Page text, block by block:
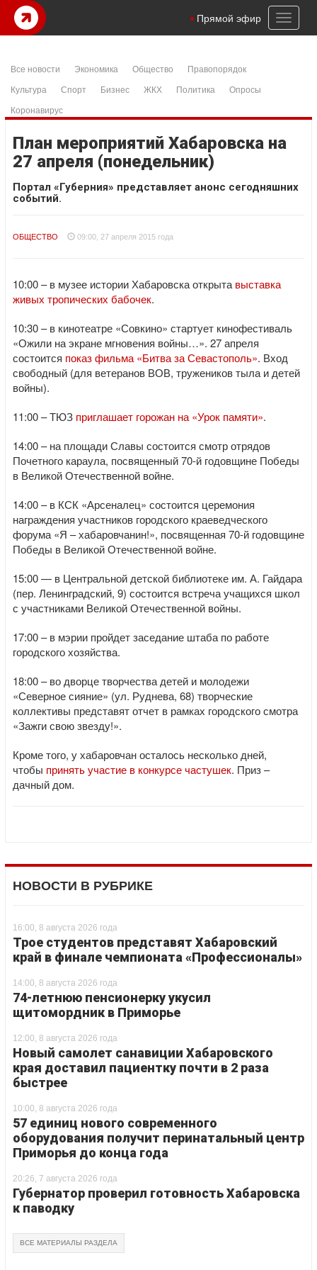
Toggle
Прямой эфир
Все новости Экономика Общество
Правопорядок
Культура
Спорт Бизнес ЖКХ Политика
Опросы
Коронавирус
План мероприятий Хабаровска на
27 апреля (понедельник)
Портал «Губерния» представляет анонс сегодняшних
событий.
ОБЩЕСТВО 09:00, 27 апреля 2015 года
10:00 – в музее истории Хабаровска открыта выставка
живых тропических бабочек.
10:30 – в кинотеатре «Совкино» стартует кинофестиваль
«Ожили на экране мгновения войны…». 27 апреля
состоится показ фильма «Битва за Севастополь». Вход
свободный (для ветеранов ВОВ, тружеников тыла и детей
войны).
11:00 – ТЮЗ приглашает горожан на «Урок памяти».
14:00 – на площади Славы состоится смотр отрядов
Почетного караула, посвященный 70-й годовщине Победы
в Великой Отечественной войне.
14:00 – в КСК «Арсеналец» состоится церемония
награждения участников городского краеведческого
форума «Я – хабаровчанин!», посвященная 70-й годовщине
Победы в Великой Отечественной войне.
15:00 — в Центральной детской библиотеке им. А. Гайдара
(пер. Ленинградский, 9) состоится встреча учащихся школ
с участниками Великой Отечественной войны.
17:00 – в мэрии пройдет заседание штаба по работе
городского хозяйства.
18:00 – во дворце творчества детей и молодежи
«Северное сияние» (ул. Руднева, 68) творческие
коллективы представят отчет в рамках городского смотра
«Зажги свою звезду!».
Кроме того, у хабаровчан осталось несколько дней,
чтобы принять участие в конкурсе частушек. Приз –
дачный дом.
НОВОСТИ В РУБРИКЕ
16:00, 8 августа 2026 года
Трое студентов представят Хабаровский
край в финале чемпионата «Профессионалы»
14:00, 8 августа 2026 года
74-летнюю пенсионерку укусил
щитомордник в Приморье
12:00, 8 августа 2026 года
Новый самолет санавиции Хабаровского
края доставил пациентку почти в 2 раза
быстрее
10:00, 8 августа 2026 года
57 единиц нового современного
оборудования получит перинатальный центр
Приморья до конца года
20:26, 7 августа 2026 года
Губернатор проверил готовность Хабаровска
к паводку
ВСЕ МАТЕРИАЛЫ РАЗДЕЛА